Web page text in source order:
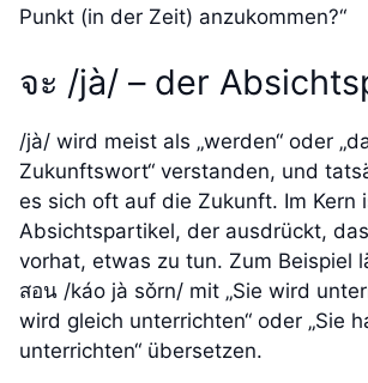
Punkt (in der Zeit) anzukommen?“
จะ /jà/ – der
/jà/ wird meist als „werden“ oder
Zukunftswort“ verstanden, und
es sich oft auf die Zukunft. Im Kern
Absichtspartikel, der ausdrückt,
vorhat, etwas zu tun. Zum Beispiel
สอน /káo jà sǒrn/ mit „Sie wird
wird gleich unterrichten“ oder „Sie
unterrichten“ übersetzen.